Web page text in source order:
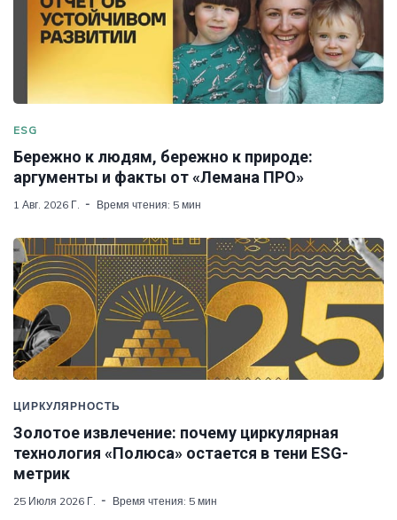
ESG
Бережно к людям, бережно к природе:
аргументы и факты от «Лемана ПРО»
1 Авг. 2026 Г. Время чтения: 5 мин
ЦИРКУЛЯРНОСТЬ
Золотое извлечение: почему циркулярная
технология «Полюса» остается в тени ESG-
метрик
25 Июля 2026 Г. Время чтения: 5 мин